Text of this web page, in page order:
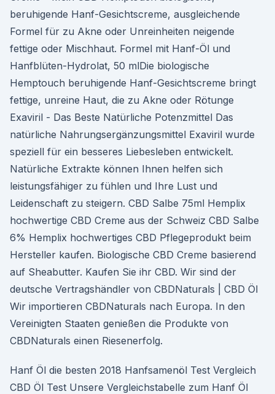
beruhigende Hanf-Gesichtscreme, ausgleichende
Formel für zu Akne oder Unreinheiten neigende
fettige oder Mischhaut. Formel mit Hanf-Öl und
Hanfblüten-Hydrolat, 50 mlDie biologische
Hemptouch beruhigende Hanf-Gesichtscreme bringt
fettige, unreine Haut, die zu Akne oder Rötunge
Exaviril - Das Beste Natürliche Potenzmittel Das
natürliche Nahrungsergänzungsmittel Exaviril wurde
speziell für ein besseres Liebesleben entwickelt.
Natürliche Extrakte können Ihnen helfen sich
leistungsfähiger zu fühlen und Ihre Lust und
Leidenschaft zu steigern. CBD Salbe 75ml Hemplix
hochwertige CBD Creme aus der Schweiz CBD Salbe
6% Hemplix hochwertiges CBD Pflegeprodukt beim
Hersteller kaufen. Biologische CBD Creme basierend
auf Sheabutter. Kaufen Sie ihr CBD. Wir sind der
deutsche Vertragshändler von CBDNaturals | CBD Öl
Wir importieren CBDNaturals nach Europa. In den
Vereinigten Staaten genießen die Produkte von
CBDNaturals einen Riesenerfolg.
Hanf Öl die besten 2018 Hanfsamenöl Test Vergleich
CBD Öl Test Unsere Vergleichstabelle zum Hanf Öl